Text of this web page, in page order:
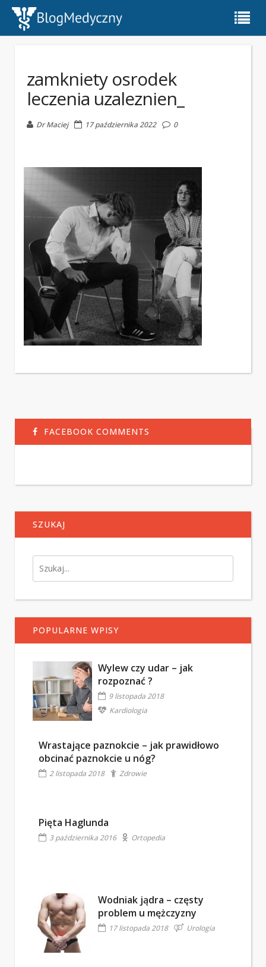
zamkniety osrodek
leczenia uzaleznien_
Dr Maciej 17 października 2022 0
FACEBOOK COMMENTS
SZUKAJ
POPULARNE WPISY
Wylew czy udar – jak
rozpoznać ?
9 listopada 2018
Kardiologia
Wrastające paznokcie – jak prawidłowo
obcinać paznokcie u nóg?
2 listopada 2018 Zdrowie
Pięta Haglunda
3 października 2016 Ortopedia
Wodniak jądra – częsty
problem u mężczyzny
17 listopada 2018 Urologia